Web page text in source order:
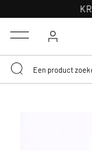
30
Menu